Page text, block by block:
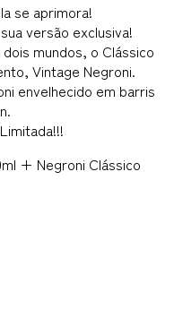
se aprimora!
versão exclusiva!
mundos, o Clássico
Vintage Negroni.
envelhecido em barris
+ Negroni Clássico